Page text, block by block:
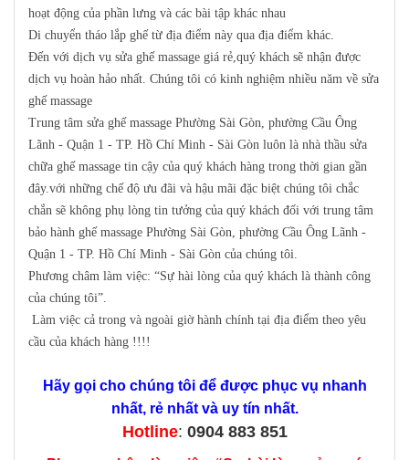
hoạt động của phần lưng và các bài tập khác nhau
Di chuyển tháo lắp ghế từ địa điểm này qua địa điểm khác.
Đến với dịch vụ sửa ghế massage giá rẻ,quý khách sẽ nhận được
dịch vụ hoàn hảo nhất. Chúng tôi có kinh nghiệm nhiều năm về sửa
ghế massage
Trung tâm sửa ghế massage Phường Sài Gòn, phường Cầu Ông
Lãnh - Quận 1 - TP. Hồ Chí Minh - Sài Gòn luôn là nhà thầu sửa
chữa ghế massage tin cậy của quý khách hàng trong thời gian gần
đây.với những chế độ ưu đãi và hậu mãi đặc biệt chúng tôi chắc
chắn sẽ không phụ lòng tin tưởng của quý khách đối với trung tâm
bảo hành ghế massage Phường Sài Gòn, phường Cầu Ông Lãnh -
Quận 1 - TP. Hồ Chí Minh - Sài Gòn của chúng tôi.
Phương châm làm việc: “Sự hài lòng của quý khách là thành công
của chúng tôi”.
Làm việc cả trong và ngoài giờ hành chính tại địa điểm theo yêu
cầu của khách hàng !!!!
Hãy gọi cho chúng tôi để được phục vụ nhanh
nhất, rẻ nhất và uy tín nhất.
Hotline: 0904 883 851